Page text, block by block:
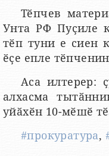
Тӗпчев
Унта РФ Пуҫиле
тӗп туни е сиен
ӗҫе епле
Аса илтерер:
алхасма
уйӑхӗн 10-мӗшӗ
#прокуратура,